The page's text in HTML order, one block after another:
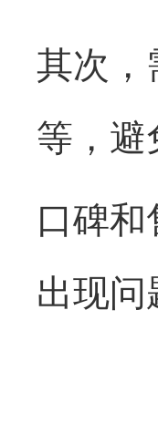
其次，
等，避
口碑
出现问